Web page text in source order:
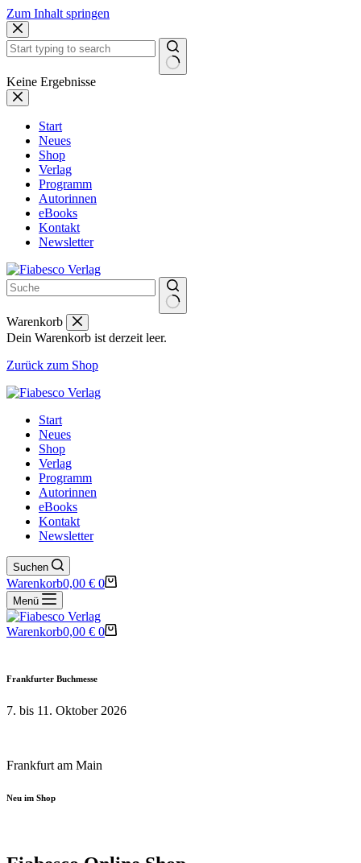
Zum Inhalt springen
Keine Ergebnisse
Start
Neues
Shop
Verlag
Programm
Autorinnen
eBooks
Kontakt
Newsletter
Warenkorb
Dein Warenkorb ist derzeit leer.
Zurück zum Shop
Start
Neues
Shop
Verlag
Programm
Autorinnen
eBooks
Kontakt
Newsletter
Suchen
Warenkorb0,00 € 0
Menü
Warenkorb0,00 € 0
Frankfurter Buchmesse
7. bis 11. Oktober 2026
Frankfurt am Main
Neu im Shop